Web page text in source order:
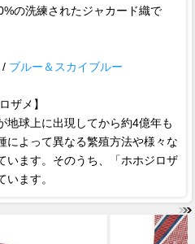
の洗練されたジャカード織で
/ ブルー＆スカイブルー
ザメ】
地球上に出現してから約4億年も
によって異なる繁殖方法や様々な
います。そのうち、「ホホジロザ
います。